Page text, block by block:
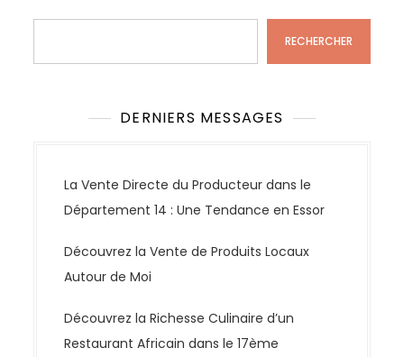
RECHERCHER
DERNIERS MESSAGES
La Vente Directe du Producteur dans le
Département 14 : Une Tendance en Essor
Découvrez la Vente de Produits Locaux
Autour de Moi
Découvrez la Richesse Culinaire d’un
Restaurant Africain dans le 17ème